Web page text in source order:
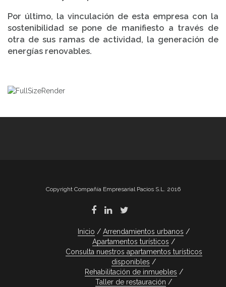
Por último, la vinculación de esta empresa con la
sostenibilidad se pone de manifiesto a través de
otra de sus ramas de actividad, la generación de
energías renovables.
Copyright Compañía Empresarial Pacios S.L. 2016
Inicio
Arrendamientos urbanos
Apartamentos turísticos
Consulta nuestros apartamentos turísticos
disponibles
Rehabilitación de inmuebles
Taller de restauración